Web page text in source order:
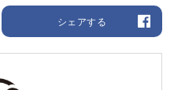
シェアする